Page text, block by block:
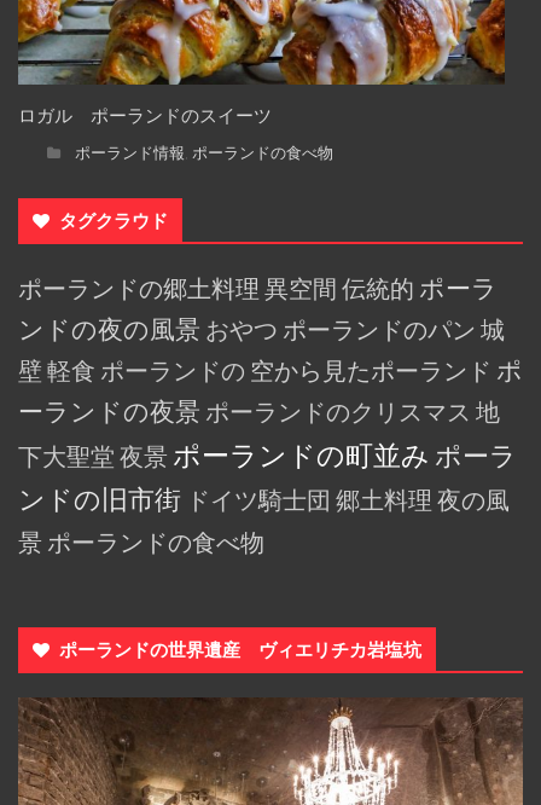
ロガル ポーランドのスイーツ
ポーランド情報, ポーランドの食べ物
タグクラウド
ポーランドの郷土料理 異空間 伝統的 ポーラ
ンドの夜の風景 おやつ ポーランドのパン 城
壁 軽食 ポーランドの 空から見たポーランド ポ
ーランドの夜景 ポーランドのクリスマス 地
下大聖堂 夜景 ポーランドの町並み ポーラ
ンドの旧市街 ドイツ騎士団 郷土料理 夜の風
景 ポーランドの食べ物
ポーランドの世界遺産 ヴィエリチカ岩塩坑